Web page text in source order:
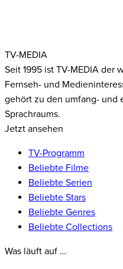
TV-MEDIA
Seit 1995 ist TV-MEDIA der
Fernseh- und
gehört zu den umfang- und
Sprachraums.
Jetzt ansehen
TV-Programm
Beliebte Filme
Beliebte Serien
Beliebte Stars
Beliebte Genres
Beliebte Collections
Was läuft auf …